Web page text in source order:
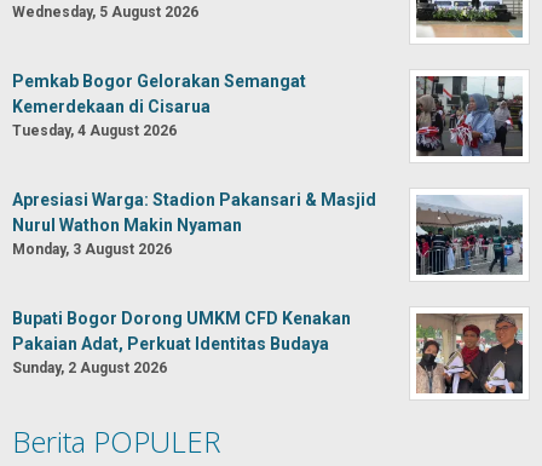
Wednesday, 5 August 2026
Pemkab Bogor Gelorakan Semangat
Kemerdekaan di Cisarua
Tuesday, 4 August 2026
Apresiasi Warga: Stadion Pakansari & Masjid
Nurul Wathon Makin Nyaman
Monday, 3 August 2026
Bupati Bogor Dorong UMKM CFD Kenakan
Pakaian Adat, Perkuat Identitas Budaya
Sunday, 2 August 2026
Berita POPULER